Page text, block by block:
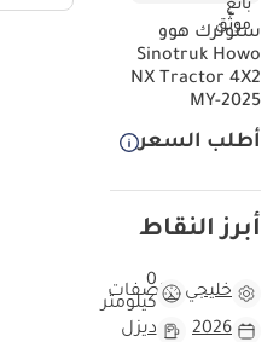
سنوترك هوو
Sinotruk Howo
NX Tractor 4X2
MY-2025
أطلب السعر
أبرز النقاط
خليجي مواصفات
0
كيلومتر
2026
ديزل